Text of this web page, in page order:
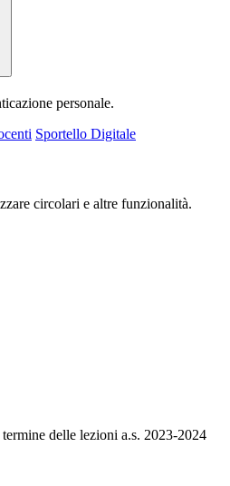
personale.
Sportello Digitale
circolari e altre funzionalità.
delle lezioni a.s. 2023-2024